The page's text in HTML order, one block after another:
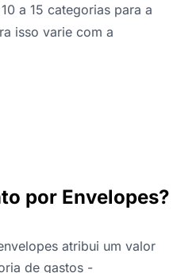
a 15 categorias para a
isso varie com a
por Envelopes?
atribui um valor
de gastos -